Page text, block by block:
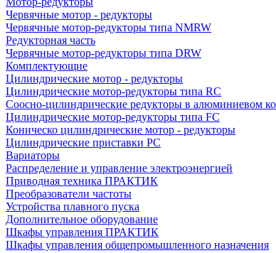
Червячные мотор - редукторы
Червячные мотор-редукторы типа NMRW
Редукторная часть
Червячные мотор-редукторы типа DRW
Комплектующие
Цилиндрические мотор - редукторы
Цилиндрические мотор-редукторы типа RC
Соосно-цилиндрические редукторы в алюминиевом
Цилиндрические мотор-редукторы типа FC
Коническо цилиндрические мотор - редукторы
Цилиндрические приставки PC
Вариаторы
Распределение и управление электроэнергией
Приводная техника ПРАКТИК
Преобразователи частоты
Устройства плавного пуска
Дополнительное оборудование
Шкафы управления ПРАКТИК
Шкафы управления общепромышленного назначения